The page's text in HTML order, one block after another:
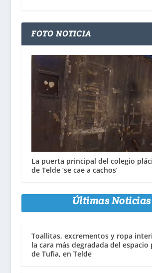
FOTO NOTICIA
La puerta principal del colegio
de Telde ‘se cae a cachos’
Últimas Noticias
Toallitas, excrementos y ropa
la cara más degradada del
de Tufia, en Telde